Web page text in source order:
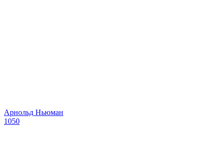
Арнольд Ньюман
1050